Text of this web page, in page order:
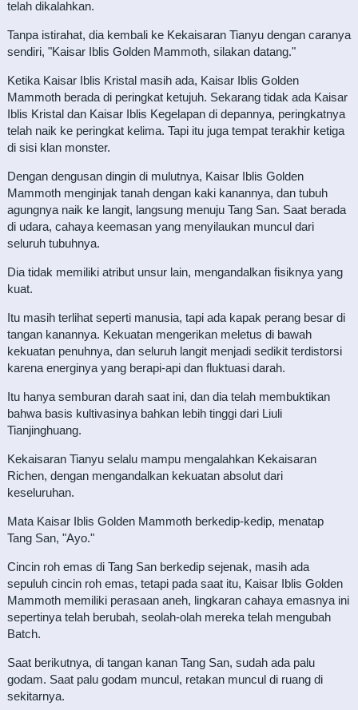
telah dikalahkan.
Tanpa istirahat, dia kembali ke Kekaisaran Tianyu dengan caranya
sendiri, "Kaisar Iblis Golden Mammoth, silakan datang."
Ketika Kaisar Iblis Kristal masih ada, Kaisar Iblis Golden
Mammoth berada di peringkat ketujuh. Sekarang tidak ada Kaisar
Iblis Kristal dan Kaisar Iblis Kegelapan di depannya, peringkatnya
telah naik ke peringkat kelima. Tapi itu juga tempat terakhir ketiga
di sisi klan monster.
Dengan dengusan dingin di mulutnya, Kaisar Iblis Golden
Mammoth menginjak tanah dengan kaki kanannya, dan tubuh
agungnya naik ke langit, langsung menuju Tang San. Saat berada
di udara, cahaya keemasan yang menyilaukan muncul dari
seluruh tubuhnya.
Dia tidak memiliki atribut unsur lain, mengandalkan fisiknya yang
kuat.
Itu masih terlihat seperti manusia, tapi ada kapak perang besar di
tangan kanannya. Kekuatan mengerikan meletus di bawah
kekuatan penuhnya, dan seluruh langit menjadi sedikit terdistorsi
karena energinya yang berapi-api dan fluktuasi darah.
Itu hanya semburan darah saat ini, dan dia telah membuktikan
bahwa basis kultivasinya bahkan lebih tinggi dari Liuli
Tianjinghuang.
Kekaisaran Tianyu selalu mampu mengalahkan Kekaisaran
Richen, dengan mengandalkan kekuatan absolut dari
keseluruhan.
Mata Kaisar Iblis Golden Mammoth berkedip-kedip, menatap
Tang San, "Ayo."
Cincin roh emas di Tang San berkedip sejenak, masih ada
sepuluh cincin roh emas, tetapi pada saat itu, Kaisar Iblis Golden
Mammoth memiliki perasaan aneh, lingkaran cahaya emasnya ini
sepertinya telah berubah, seolah-olah mereka telah mengubah
Batch.
Saat berikutnya, di tangan kanan Tang San, sudah ada palu
godam. Saat palu godam muncul, retakan muncul di ruang di
sekitarnya.